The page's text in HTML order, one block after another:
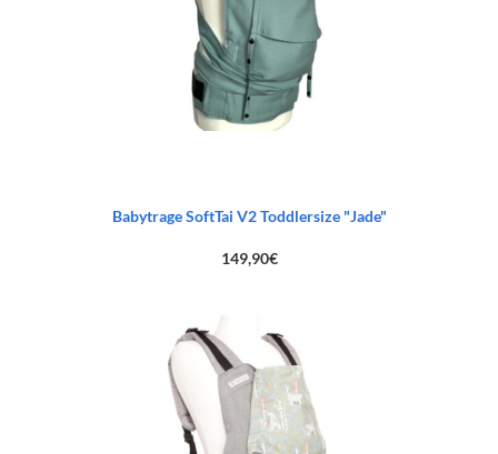
Babytrage SoftTai V2 Toddlersize "Jade"
149,90€